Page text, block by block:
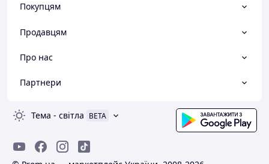
Покупцям
Продавцям
Про нас
Партнери
Тема - світла BETA